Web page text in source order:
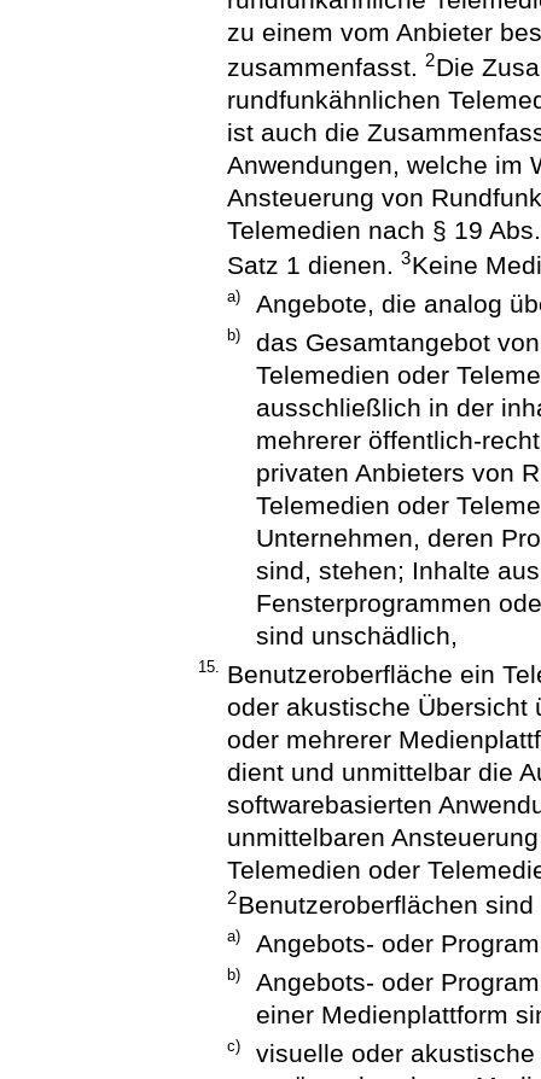
zu einem vom Anbieter
zusammenfasst. 2Die
rundfunkähnlichen
ist auch die
Anwendungen, welche im
Ansteuerung von
Telemedien nach § 19
Satz 1 dienen. 3Keine
a) Angebote, die analog
b)
das Gesamtangebot
Telemedien oder
ausschließlich in der
mehrerer öffentlich-
privaten Anbieters von
Telemedien oder
Unternehmen, deren
sind, stehen; Inhalte
Fensterprogrammen
sind unschädlich,
15. Benutzeroberfläche ein
oder akustische Übersicht
oder mehrerer
dient und unmittelbar die
softwarebasierten
unmittelbaren
Telemedien oder
2Benutzeroberflächen
a) Angebots- oder
b)
Angebots- oder
einer Medienplattform
c)
visuelle oder